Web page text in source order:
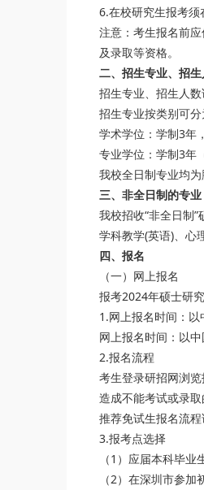
6.在校研究生报考须
注意：考生报名前
及录取等资格。
二、招生专业、招
招生专业、招生人
招生专业按类别可分
学术学位：学制3年
专业学位：学制3年
我校全日制专业均为
三、非全日制的专业
我校招收“非全日制
学科教学(英语)、心
四、报名
（一）网上报名
报考2024年硕士研
1.网上报名时间：以
网上报名时间：以
2.报名流程
考生登录研招网浏
造成不能考试或录
推荐免试生报名流
3.报考点选择
（1）应届本科毕
（2）在深圳市参